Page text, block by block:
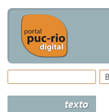
texto